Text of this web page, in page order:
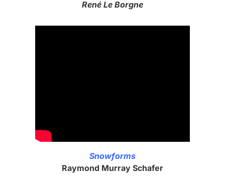
René Le Borgne
Snowforms
Raymond Murray Schafer